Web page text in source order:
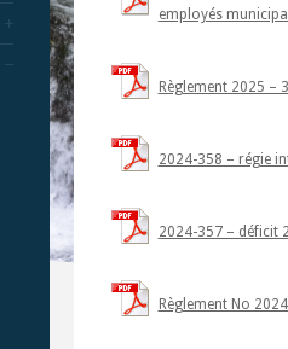
employés
Règlement 2025 –
2024-358 – régie
2024-357 – déficit
Règlement No